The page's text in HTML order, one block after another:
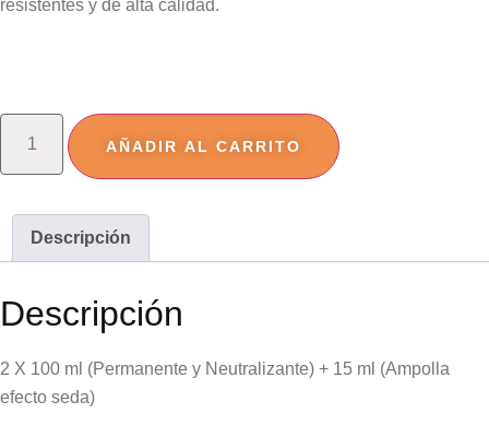
resistentes y de alta calidad.
AÑADIR AL CARRITO
Descripción
Descripción
2 X 100 ml (Permanente y Neutralizante) + 15 ml (Ampolla
efecto seda)